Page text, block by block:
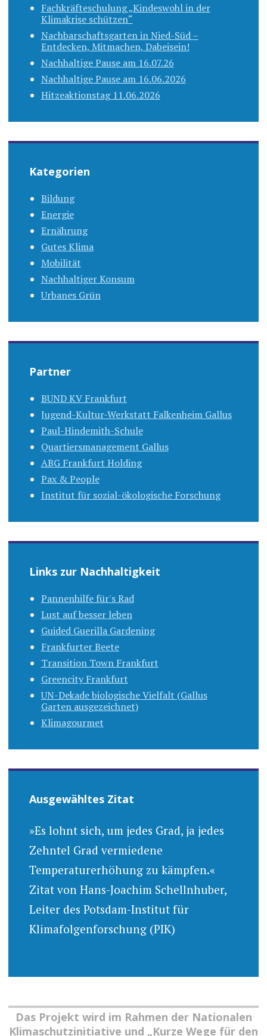
Fachkräfteschulung „Kindeswohl in der
Klimakrise schützen“
Nachbarschaftsgarten in Nied-Süd –
Entdecken, Mitmachen, Dabeisein!
Nachhaltige Pause am 16.07.26
Nachhaltige Pause am 16.06.2026
Hitzeaktionstag 11.06.2026
Kategorien
Bildung
Energie
Ernährung
Gutes Klima
Mobilität
Nachhaltiger Konsum
Urbanes Grün
Partner
BUND KV Frankfurt
Jugend-Kultur-Werkstatt Falkenheim Gallus
Paul-Hindemith-Schule
Quartiersmanagement Gallus
ABG Frankfurt Holding
Pax & People
Institut für sozial-ökologische Forschung
Links zur Nachhaltigkeit
Pannenhilfe für's Rad
Lust auf besser leben
Guided Guerilla Gardening
Frankfurter Beete
Transition Town Frankfurt
Greencity Frankfurt
UN-Dekade biologische Vielfalt (Gallus
Garten ausgezeichnet)
Klimagourmet
Ausgewähltes Zitat
»Es lohnt sich, um jedes Grad, ja jedes
Zehntel Grad vermiedene
Temperaturerhöhung zu kämpfen.«
Zitat von Hans-Joachim Schellnhuber,
Leiter des Potsdam-Institut für
Klimafolgenforschung (PIK)
Das Projekt wird im Rahmen der Nationalen
Klimaschutzinitiative und „Kurze Wege für den